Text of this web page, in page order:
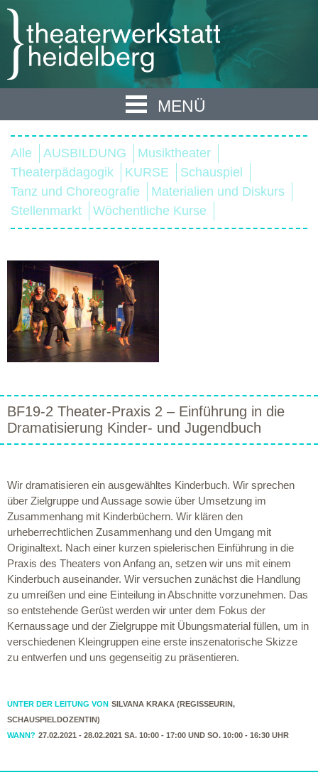
MENÜ
Alle AUSBILDUNG
Musiktheater
Theaterpädagogik
KURSE
Schauspiel
Tanz und Choreografie
Materialien und Diskurs
Stellenmarkt
Wöchentliche Kurse
BF19-2 Theater-Praxis 2 – Einführung in die
Dramatisierung Kinder- und Jugendbuch
Wir dramatisieren ein ausgewähltes Kinderbuch. Wir sprechen
über Zielgruppe und Aussage sowie über Umsetzung im
Zusammenhang mit Kinderbüchern. Wir klären den
urheberrechtlichen Zusammenhang und den Umgang mit
Originaltext. Nach einer kurzen spielerischen Einführung in die
Praxis des Theaters von Anfang an, setzen wir uns mit einem
Kinderbuch auseinander. Wir versuchen zunächst die Handlung
zu umreißen und eine Einteilung in Abschnitte vorzunehmen. Das
so entstehende Gerüst werden wir unter dem Fokus der
Kernaussage und der Zielgruppe mit Übungsmaterial füllen, um in
verschiedenen Kleingruppen eine erste inszenatorische Skizze
zu entwerfen und uns gegenseitig zu präsentieren.
UNTER DER LEITUNG VON SILVANA KRAKA (REGISSEURIN,
SCHAUSPIELDOZENTIN)
WANN? 27.02.2021 - 28.02.2021 SA. 10:00 - 17:00 UND SO. 10:00 - 16:30 UHR